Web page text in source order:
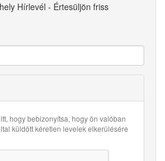
Hírlevél - Értesüljön friss
hogy bebizonyítsa, hogy ön valóban
küldött kéretlen levelek elkerülésére